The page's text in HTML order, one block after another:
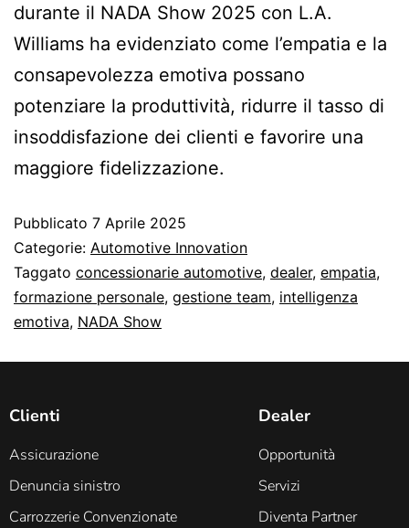
durante il NADA Show 2025 con L.A.
Williams ha evidenziato come l’empatia e la
consapevolezza emotiva possano
potenziare la produttività, ridurre il tasso di
insoddisfazione dei clienti e favorire una
maggiore fidelizzazione.
Pubblicato 7 Aprile 2025
Categorie: Automotive Innovation
Taggato concessionarie automotive, dealer, empatia,
formazione personale, gestione team, intelligenza
emotiva, NADA Show
Clienti
Assicurazione
Denuncia sinistro
Carrozzerie Convenzionate
Dealer
Opportunità
Servizi
Diventa Partner